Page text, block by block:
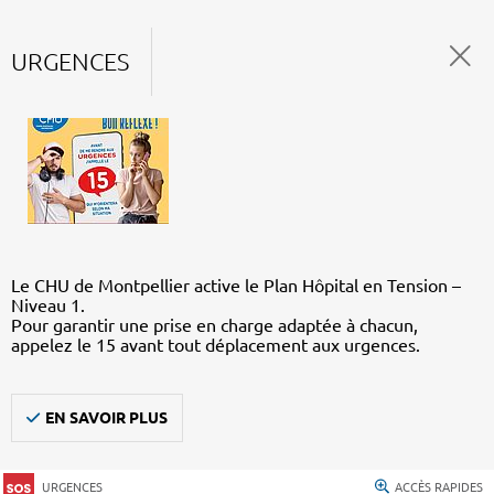
URGENCES
Le CHU de Montpellier active le Plan Hôpital en Tension –
Niveau 1.
Pour garantir une prise en charge adaptée à chacun,
appelez le 15 avant tout déplacement aux urgences.
EN SAVOIR PLUS
URGENCES ACCÈS RAPIDES